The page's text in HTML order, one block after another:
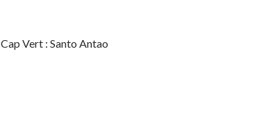
Cap Vert : Santo Antao